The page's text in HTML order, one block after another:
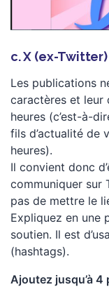
c. X (ex-
Les publications
caractères et leur
heures (c’est-à-
fils d’actualité de
heures).
Il convient donc
communiquer sur
pas de mettre le
Expliquez en une
soutien. Il est
(hashtags).
Ajoutez jusqu’à